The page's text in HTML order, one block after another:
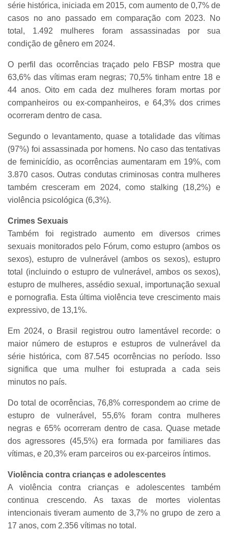
série histórica, iniciada em 2015, com aumento de 0,7% de
casos no ano passado em comparação com 2023. No
total, 1.492 mulheres foram assassinadas por sua
condição de gênero em 2024.
O perfil das ocorrências traçado pelo FBSP mostra que
63,6% das vítimas eram negras; 70,5% tinham entre 18 e
44 anos. Oito em cada dez mulheres foram mortas por
companheiros ou ex-companheiros, e 64,3% dos crimes
ocorreram dentro de casa.
Segundo o levantamento, quase a totalidade das vítimas
(97%) foi assassinada por homens. No caso das tentativas
de feminicídio, as ocorrências aumentaram em 19%, com
3.870 casos. Outras condutas criminosas contra mulheres
também cresceram em 2024, como stalking (18,2%) e
violência psicológica (6,3%).
Crimes Sexuais
Também foi registrado aumento em diversos crimes
sexuais monitorados pelo Fórum, como estupro (ambos os
sexos), estupro de vulnerável (ambos os sexos), estupro
total (incluindo o estupro de vulnerável, ambos os sexos),
estupro de mulheres, assédio sexual, importunação sexual
e pornografia. Esta última violência teve crescimento mais
expressivo, de 13,1%.
Em 2024, o Brasil registrou outro lamentável recorde: o
maior número de estupros e estupros de vulnerável da
série histórica, com 87.545 ocorrências no período. Isso
significa que uma mulher foi estuprada a cada seis
minutos no país.
Do total de ocorrências, 76,8% correspondem ao crime de
estupro de vulnerável, 55,6% foram contra mulheres
negras e 65% ocorreram dentro de casa. Quase metade
dos agressores (45,5%) era formada por familiares das
vítimas, e 20,3% eram parceiros ou ex-parceiros íntimos.
Violência contra crianças e adolescentes
A violência contra crianças e adolescentes também
continua crescendo. As taxas de mortes violentas
intencionais tiveram aumento de 3,7% no grupo de zero a
17 anos, com 2.356 vítimas no total.